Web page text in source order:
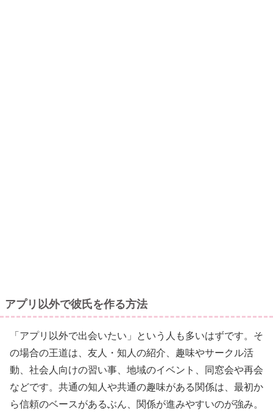
アプリ以外で彼氏を作る方法
「アプリ以外で出会いたい」という人も多いはずです。そ
の場合の王道は、友人・知人の紹介、趣味やサークル活
動、社会人向けの習い事、地域のイベント、同窓会や再会
などです。共通の知人や共通の趣味がある関係は、最初か
ら信頼のベースがあるぶん、関係が進みやすいのが強み。